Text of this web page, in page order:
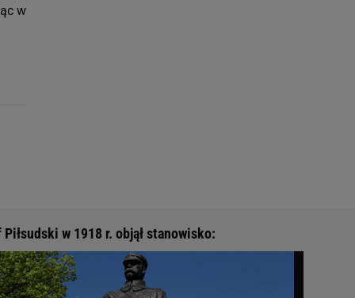
w
w 1918 r. objął stanowisko: